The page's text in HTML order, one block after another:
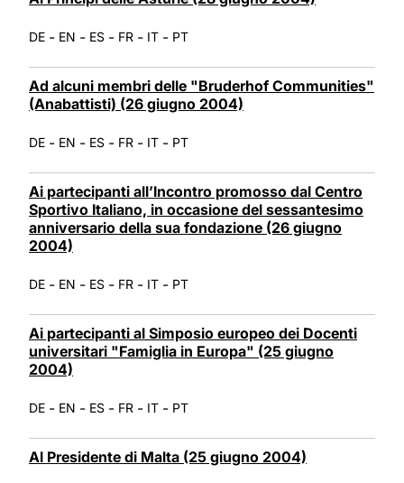
DE - EN - ES - FR - IT - PT
Ad alcuni membri delle "Bruderhof Communities"
(Anabattisti) (26 giugno 2004)
DE - EN - ES - FR - IT - PT
Ai partecipanti all’Incontro promosso dal Centro
Sportivo Italiano, in occasione del sessantesimo
anniversario della sua fondazione (26 giugno
2004)
DE - EN - ES - FR - IT - PT
Ai partecipanti al Simposio europeo dei Docenti
universitari "Famiglia in Europa" (25 giugno
2004)
DE - EN - ES - FR - IT - PT
Al Presidente di Malta (25 giugno 2004)